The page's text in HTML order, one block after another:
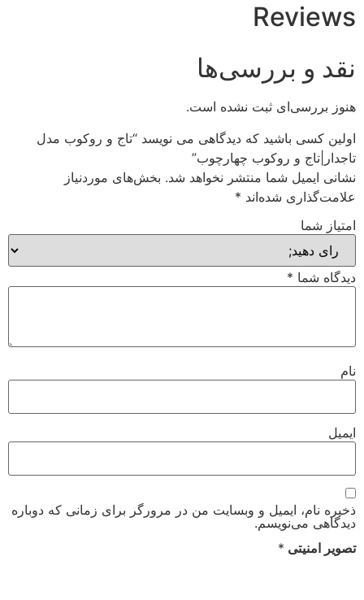
Reviews
نقد و بررسی‌ها
هنوز بررسی‌ای ثبت نشده است.
اولین کسی باشید که دیدگاهی می نویسد “تاج و روکوب مدل
تاجدار|تاج و روکوب چهارچوب”
نشانی ایمیل شما منتشر نخواهد شد. بخش‌های موردنیاز
علامت‌گذاری شده‌اند *
امتیاز شما
دیدگاه شما *
نام
ایمیل
ذخیره نام، ایمیل و وبسایت من در مرورگر برای زمانی که دوباره
دیدگاهی می‌نویسم.
تصویر امنیتی *